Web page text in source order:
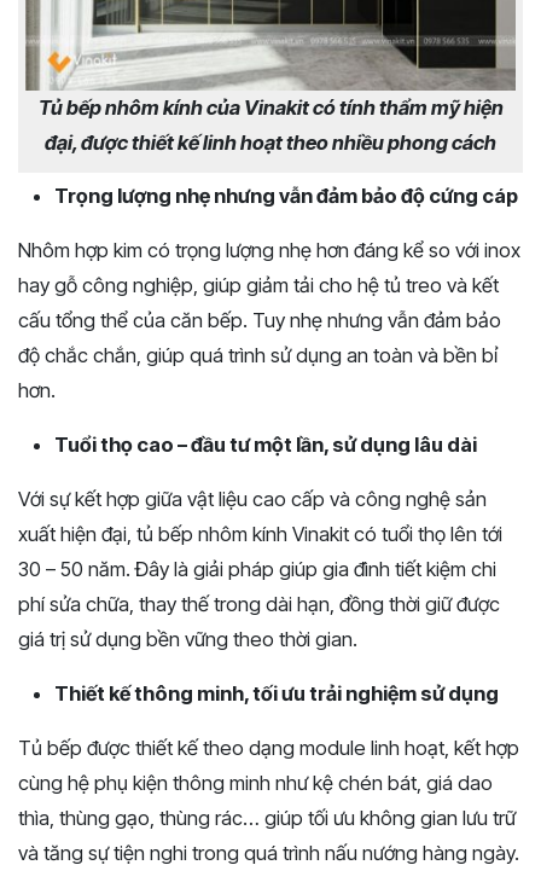
Tủ bếp nhôm kính của Vinakit có tính thẩm mỹ hiện
đại, được thiết kế linh hoạt theo nhiều phong cách
Trọng lượng nhẹ nhưng vẫn đảm bảo độ cứng cáp
Nhôm hợp kim có trọng lượng nhẹ hơn đáng kể so với inox
hay gỗ công nghiệp, giúp giảm tải cho hệ tủ treo và kết
cấu tổng thể của căn bếp. Tuy nhẹ nhưng vẫn đảm bảo
độ chắc chắn, giúp quá trình sử dụng an toàn và bền bỉ
hơn.
Tuổi thọ cao – đầu tư một lần, sử dụng lâu dài
Với sự kết hợp giữa vật liệu cao cấp và công nghệ sản
xuất hiện đại, tủ bếp nhôm kính Vinakit có tuổi thọ lên tới
30 – 50 năm. Đây là giải pháp giúp gia đình tiết kiệm chi
phí sửa chữa, thay thế trong dài hạn, đồng thời giữ được
giá trị sử dụng bền vững theo thời gian.
Thiết kế thông minh, tối ưu trải nghiệm sử dụng
Tủ bếp được thiết kế theo dạng module linh hoạt, kết hợp
cùng hệ phụ kiện thông minh như kệ chén bát, giá dao
thìa, thùng gạo, thùng rác… giúp tối ưu không gian lưu trữ
và tăng sự tiện nghi trong quá trình nấu nướng hàng ngày.